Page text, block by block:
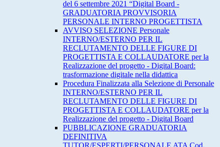
del 6 settembre 2021 “Digital Board -
GRADUATORIA PROVVISORIA
PERSONALE INTERNO PROGETTISTA
AVVISO SELEZIONE Personale
INTERNO/ESTERNO PER IL
RECLUTAMENTO DELLE FIGURE DI
PROGETTISTA E COLLAUDATORE per la
Realizzazione del progetto - Digital Board:
trasformazione digitale nella didattica
Procedura Finalizzata alla Selezione di Personale
INTERNO/ESTERNO PER IL
RECLUTAMENTO DELLE FIGURE DI
PROGETTISTA E COLLAUDATORE per la
Realizzazione del progetto - Digital Board
PUBBLICAZIONE GRADUATORIA
DEFINITIVA